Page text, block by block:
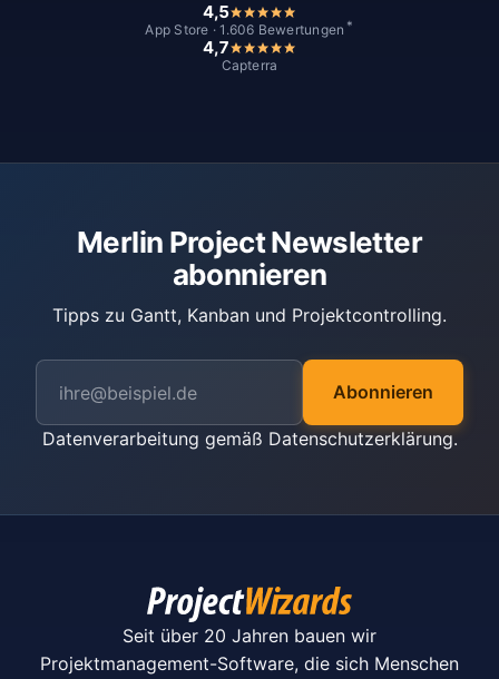
4,5
App Store · 1.606 Bewertungen *
4,7
Capterra
Merlin Project Newsletter
abonnieren
Tipps zu Gantt, Kanban und Projektcontrolling.
Abonnieren
Datenverarbeitung gemäß Datenschutzerklärung.
Seit über 20 Jahren bauen wir
Projektmanagement-Software, die sich Menschen